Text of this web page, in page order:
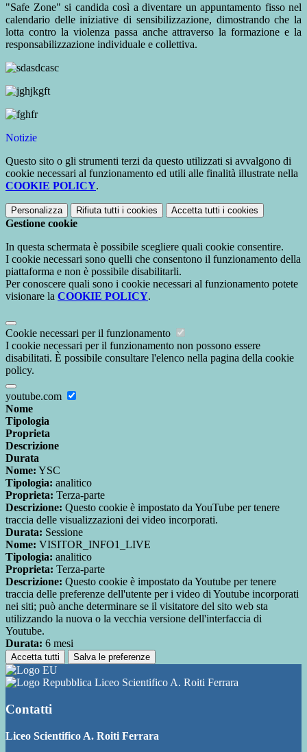
"Safe Zone" si candida così a diventare un appuntamento fisso nel
calendario delle iniziative di sensibilizzazione, dimostrando che la
lotta contro la violenza passa anche attraverso la formazione e la
responsabilizzazione individuale e collettiva.
Notizie
Questo sito o gli strumenti terzi da questo utilizzati si avvalgono di
cookie necessari al funzionamento ed utili alle finalità illustrate nella
COOKIE POLICY.
Personalizza Rifiuta tutti i cookies Accetta tutti i cookies
Gestione cookie
In questa schermata è possibile scegliere quali cookie consentire.
I cookie necessari sono quelli che consentono il funzionamento della
piattaforma e non è possibile disabilitarli.
Per conoscere quali sono i cookie necessari al funzionamento potete
visionare la COOKIE POLICY.
Cookie necessari per il funzionamento
I cookie necessari per il funzionamento non possono essere
disabilitati. È possibile consultare l'elenco nella pagina della cookie
policy.
youtube.com
Nome
Tipologia
Proprieta
Descrizione
Durata
Nome: YSC
Tipologia: analitico
Proprieta: Terza-parte
Descrizione: Questo cookie è impostato da YouTube per tenere
traccia delle visualizzazioni dei video incorporati.
Durata: Sessione
Nome: VISITOR_INFO1_LIVE
Tipologia: analitico
Proprieta: Terza-parte
Descrizione: Questo cookie è impostato da Youtube per tenere
traccia delle preferenze dell'utente per i video di Youtube incorporati
nei siti; può anche determinare se il visitatore del sito web sta
utilizzando la nuova o la vecchia versione dell'interfaccia di
Youtube.
Durata: 6 mesi
Accetta tutti Salva le preferenze
Liceo Scientifico A. Roiti Ferrara
Contatti
Liceo Scientifico A. Roiti Ferrara